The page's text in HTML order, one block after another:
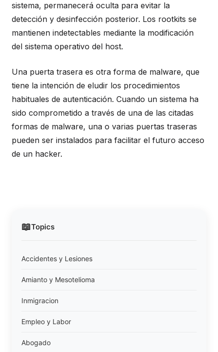
📖Topics
Accidentes y Lesiones
Amianto y Mesotelioma
Inmigracion
Empleo y Labor
Abogado
sistema, permanecerá oculta para evitar la
detección y desinfección posterior. Los rootkits se
mantienen indetectables mediante la modificación
del sistema operativo del host.
Una puerta trasera es otra forma de malware, que
tiene la intención de eludir los procedimientos
habituales de autenticación. Cuando un sistema ha
sido comprometido a través de una de las citadas
formas de malware, una o varias puertas traseras
pueden ser instalados para facilitar el futuro acceso
de un hacker.